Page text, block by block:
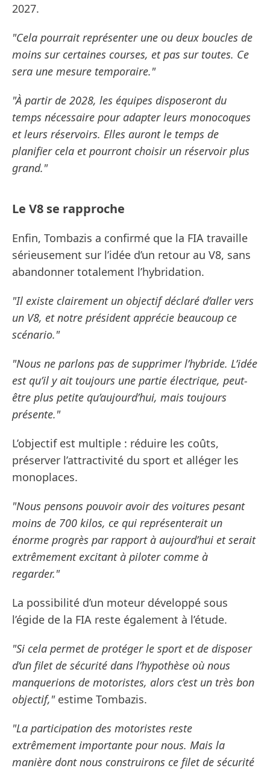
2027.
"Cela pourrait représenter une ou deux boucles de
moins sur certaines courses, et pas sur toutes. Ce
sera une mesure temporaire."
"À partir de 2028, les équipes disposeront du
temps nécessaire pour adapter leurs monocoques
et leurs réservoirs. Elles auront le temps de
planifier cela et pourront choisir un réservoir plus
grand."
Le V8 se rapproche
Enfin, Tombazis a confirmé que la FIA travaille
sérieusement sur l’idée d’un retour au V8, sans
abandonner totalement l’hybridation.
"Il existe clairement un objectif déclaré d’aller vers
un V8, et notre président apprécie beaucoup ce
scénario."
"Nous ne parlons pas de supprimer l’hybride. L’idée
est qu’il y ait toujours une partie électrique, peut-
être plus petite qu’aujourd’hui, mais toujours
présente."
L’objectif est multiple : réduire les coûts,
préserver l’attractivité du sport et alléger les
monoplaces.
"Nous pensons pouvoir avoir des voitures pesant
moins de 700 kilos, ce qui représenterait un
énorme progrès par rapport à aujourd’hui et serait
extrêmement excitant à piloter comme à
regarder."
La possibilité d’un moteur développé sous
l’égide de la FIA reste également à l’étude.
"Si cela permet de protéger le sport et de disposer
d’un filet de sécurité dans l’hypothèse où nous
manquerions de motoristes, alors c’est un très bon
objectif,"estime Tombazis.
"La participation des motoristes reste
extrêmement importante pour nous. Mais la
manière dont nous construirons ce filet de sécurité